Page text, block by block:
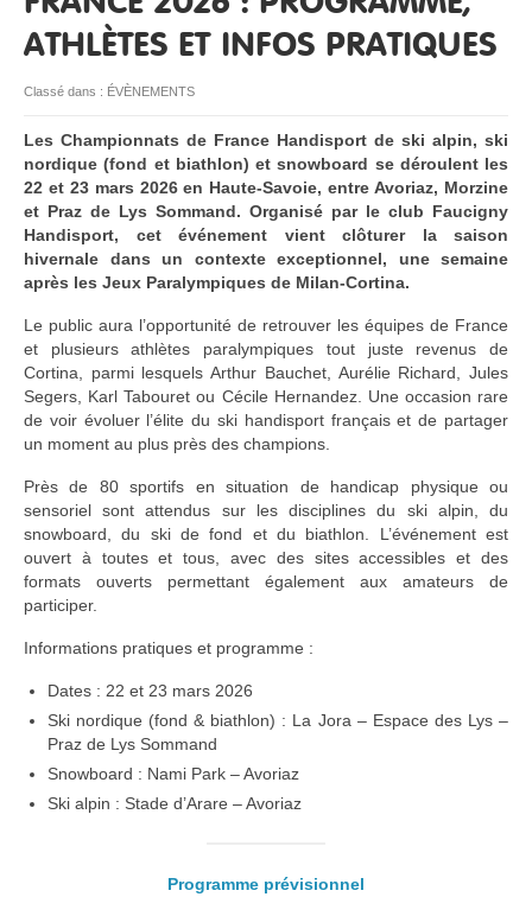
RESSOURCES
ATHLÈTES ET INFOS PRATIQUES
Classé dans : ÉVÈNEMENTS
Les Championnats de France Handisport de ski alpin, ski
nordique (fond et biathlon) et snowboard se déroulent les
22 et 23 mars 2026 en Haute-Savoie, entre Avoriaz, Morzine
et Praz de Lys Sommand. Organisé par le club Faucigny
Handisport, cet événement vient clôturer la saison
hivernale dans un contexte exceptionnel, une semaine
après les Jeux Paralympiques de Milan-Cortina.
Le public aura l’opportunité de retrouver les équipes de France
et plusieurs athlètes paralympiques tout juste revenus de
Cortina, parmi lesquels Arthur Bauchet, Aurélie Richard, Jules
Segers, Karl Tabouret ou Cécile Hernandez. Une occasion rare
de voir évoluer l’élite du ski handisport français et de partager
un moment au plus près des champions.
Près de 80 sportifs en situation de handicap physique ou
sensoriel sont attendus sur les disciplines du ski alpin, du
snowboard, du ski de fond et du biathlon. L’événement est
ouvert à toutes et tous, avec des sites accessibles et des
formats ouverts permettant également aux amateurs de
participer.
Informations pratiques et programme :
Dates : 22 et 23 mars 2026
Ski nordique (fond & biathlon) : La Jora – Espace des Lys –
Praz de Lys Sommand
Snowboard : Nami Park – Avoriaz
Ski alpin : Stade d’Arare – Avoriaz
Programme prévisionnel